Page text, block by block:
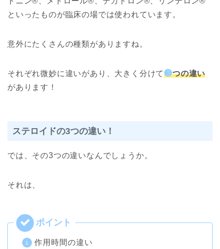
といったものが臨床の場では使われています。
意外にたくさんの種類がありますね。
それぞれ微妙に違いがあり、大きく分けて❸つの違い
があります！
ステロイドの3つの違い！
では、その3つの違いなんでしょうか。
それは、
作用時間の違い